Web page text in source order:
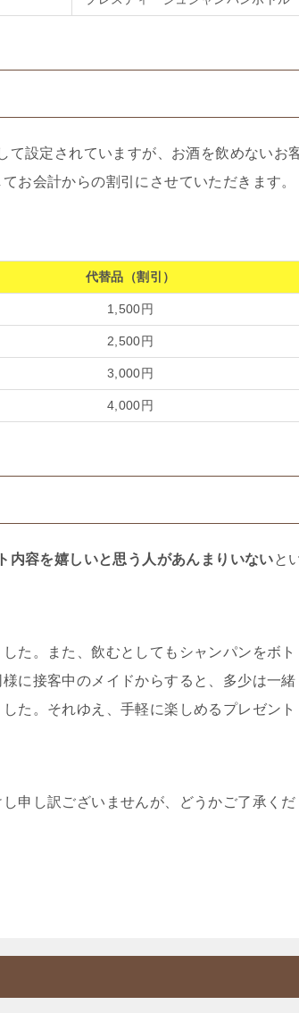
て設定されていますが、お酒を飲めないお
お会計からの割引にさせていただきます。
代替品（割引）
1,500円
2,500円
3,000円
4,000円
内容を嬉しいと思う人があんまりいないと
た。また、飲むとしてもシャンパンをボト
に接客中のメイドからすると、多少は一緒
た。それゆえ、手軽に楽しめるプレゼント
申し訳ございませんが、どうかご了承くだ